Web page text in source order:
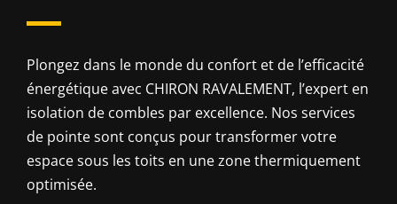
Plongez dans le monde du confort et de l’efficacité
énergétique avec CHIRON RAVALEMENT, l’expert en
isolation de combles par excellence. Nos services
de pointe sont conçus pour transformer votre
espace sous les toits en une zone thermiquement
optimisée.